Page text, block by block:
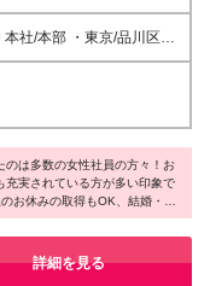
です◎
記に加え、業績賞与年2
度も御座います。 ※月給
のおしゃれなランチに
誘ったりとプライベー
/新宿
区 ・船橋/船橋市本町
*支社 [北海道/
岡/盛岡市盛岡駅前通 ・
台 [北関東] ・水
/群馬県高崎市 ・宇都宮/
区 [北陸/甲信越]
/富山市新桜町 ・金沢/金
のは多数の女性社員の方々！お
充実されている方が多い印象で
お休みの取得もOK、結婚・出
沿った休暇制度も充実してい
できることがポイントなのだそ
とのことで「新しい仕事をは
方にはオススメです♪
詳細を見る